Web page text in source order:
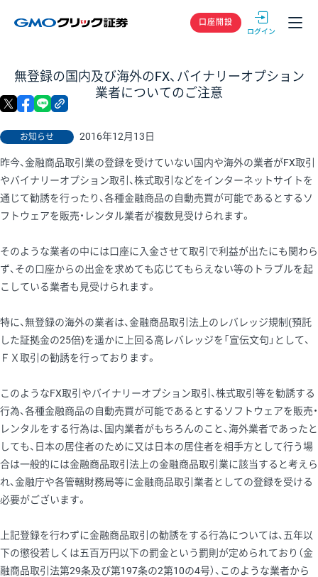
GMOクリック
口座開設
無登録の国内及び海外のFX、バイナリーオプション
業者についてのご注意
お知らせ 2016年12月13日
X facebook
昨今、金融商品取引業の登録を受けていない国内や海外の業者がFX取引
やバイナリーオプション取引、株式取引などをインターネットサイトを
通じて勧誘を行ったり、各種金融商品の自動売買が可能であるとするソ
フトウェアを販売・レンタル業者が複数見受けられます。
そのような業者の中には口座に入金させて取引で利益が出たにも関わら
ず、その口座からの出金を求めても応じてもらえない等のトラブルを起
こしている業者も見受けられます。
特に、無登録の海外の業者は、金融商品取引法上のレバレッジ規制(預託
した証拠金の25倍)を遥かに上回る高レバレッジを「宣伝文句」として、
ＦＸ取引の勧誘を行っております。
このようなFX取引やバイナリーオプション取引、株式取引等を勧誘する
行為、各種金融商品の自動売買が可能であるとするソフトウェアを販売・
レンタルをする行為は、国内業者がもちろんのこと、海外業者であったと
しても、日本の居住者のために又は日本の居住者を相手方として行う場
合は一般的には金融商品取引法上の金融商品取引業に該当すると考えら
れ、金融庁や各管轄財務局等に金融商品取引業者としての登録を受ける
必要がございます。
上記登録を行わずに金融商品取引の勧誘をする行為については、五年以
下の懲役若しくは五百万円以下の罰金という罰則が定められており（金
融商品取引法第29条及び第197条の2第10の4号）、このような業者から